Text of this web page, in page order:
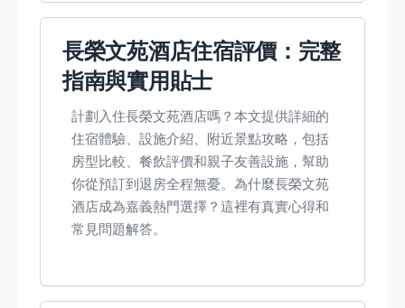
長榮文苑酒店住宿評價：完整
指南與實用貼士
計劃入住長榮文苑酒店嗎？本文提供詳細的
住宿體驗、設施介紹、附近景點攻略，包括
房型比較、餐飲評價和親子友善設施，幫助
你從預訂到退房全程無憂。為什麼長榮文苑
酒店成為嘉義熱門選擇？這裡有真實心得和
常見問題解答。